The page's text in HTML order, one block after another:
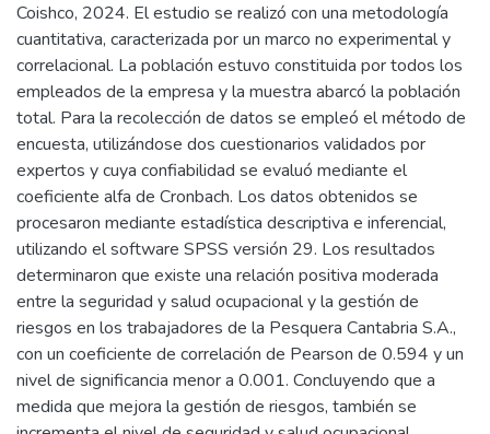
Coishco, 2024. El estudio se realizó con una metodología
cuantitativa, caracterizada por un marco no experimental y
correlacional. La población estuvo constituida por todos los
empleados de la empresa y la muestra abarcó la población
total. Para la recolección de datos se empleó el método de
encuesta, utilizándose dos cuestionarios validados por
expertos y cuya confiabilidad se evaluó mediante el
coeficiente alfa de Cronbach. Los datos obtenidos se
procesaron mediante estadística descriptiva e inferencial,
utilizando el software SPSS versión 29. Los resultados
determinaron que existe una relación positiva moderada
entre la seguridad y salud ocupacional y la gestión de
riesgos en los trabajadores de la Pesquera Cantabria S.A.,
con un coeficiente de correlación de Pearson de 0.594 y un
nivel de significancia menor a 0.001. Concluyendo que a
medida que mejora la gestión de riesgos, también se